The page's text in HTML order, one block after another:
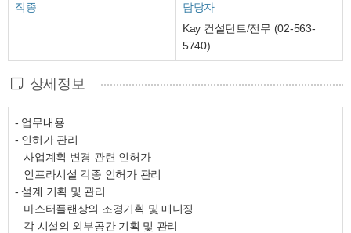
직종
담당자
Kay 컨설턴트/전무 (02-563-
5740)
상세정보
- 업무내용
- 인허가 관리
사업계획 변경 관련 인허가
인프라시설 각종 인허가 관리
- 설계 기획 및 관리
마스터플랜상의 조경기획 및 매니징
각 시설의 외부공간 기획 및 관리